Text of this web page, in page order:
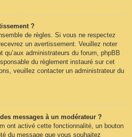
?
de règles. Si vous ne respectez
un avertissement. Veuillez noter
qu’aux administrateurs du forum, phpBB
du règlement instauré sur cet
veuillez contacter un administrateur du
messages à un modérateur ?
ont activé cette fonctionnalité, un bouton
du message que vous souhaitez